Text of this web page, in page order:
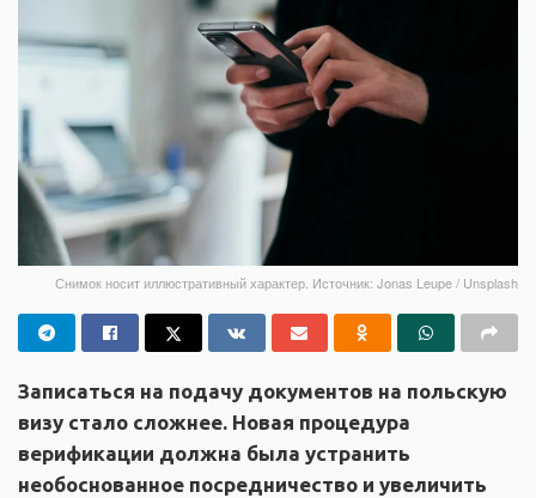
Снимок носит иллюстративный характер. Источник: Jonas Leupe / Unsplash
Записаться на подачу документов на польскую
визу стало сложнее. Новая процедура
верификации должна была устранить
необоснованное посредничество и увеличить